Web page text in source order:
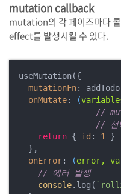
mutation callback
mutation의 각 페이즈마다
effect를 발생시킬 수 있다.
useMutation({
mutationFn:
onMutate: (
//
// 선
return { id : 1
}
  },
onError: (error,
// 에러 발생
console.log(